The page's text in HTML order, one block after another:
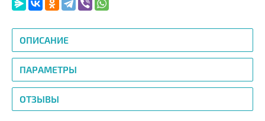
ОПИСАНИЕ
ПАРАМЕТРЫ
ОТЗЫВЫ